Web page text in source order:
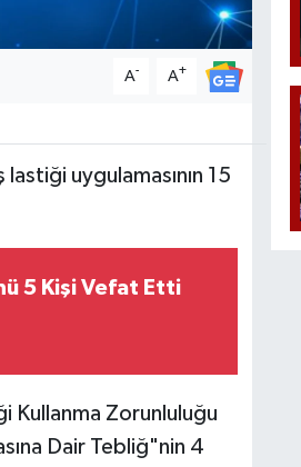
A- A+
uygulamasının 15
5 Kişi Vefat Etti
Kullanma Zorunluluğu
Dair Tebliğ"nin 4